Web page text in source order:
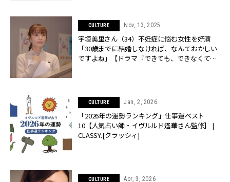
CULTURE Nov, 13, 2025
宇垣美里さん（34）不妊症に悩む女性を好演
「30歳までに結婚しなければ、なんておかしい
ですよね」【ドラマ『できても、できなくて
CULTURE Jan, 2, 2026
「2026年の運勢ランキング」仕事運ベスト
10【人気占い師・イヴルルド遙華さん監修】 |
CLASSY.[クラッシィ]
CULTURE Apr, 3, 2026